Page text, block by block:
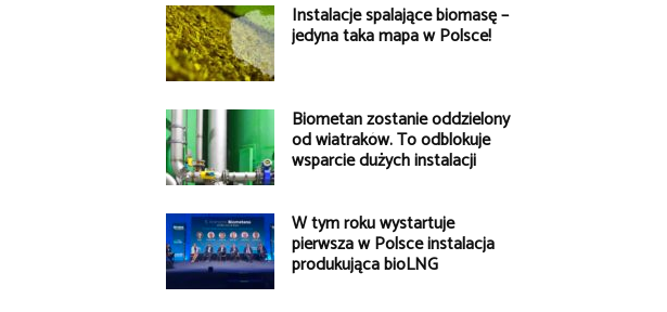
Instalacje spalające biomasę –
jedyna taka mapa w Polsce!
Biometan zostanie oddzielony
od wiatraków. To odblokuje
wsparcie dużych instalacji
W tym roku wystartuje
pierwsza w Polsce instalacja
produkująca bioLNG